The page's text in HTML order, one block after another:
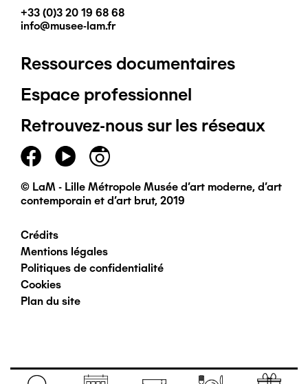
+33 (0)3 20 19 68 68
info@musee-lam.fr
Pied
de
page
principal
Ressources documentaires
Espace professionnel
Retrouvez-nous sur les réseaux
© LaM - Lille Métropole Musée d'art moderne, d'art
contemporain et d'art brut, 2019
Pied
de
page
Crédits
Mentions légales
Politiques de confidentialité
Cookies
Plan du site